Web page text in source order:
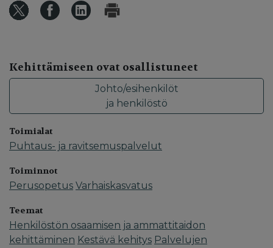
Kehittämiseen ovat osallistuneet
Johto/esihenkilöt
ja henkilöstö
Toimialat
Puhtaus- ja ravitsemuspalvelut
Toiminnot
Perusopetus Varhaiskasvatus
Teemat
Henkilöstön osaamisen ja ammattitaidon
kehittäminen Kestävä kehitys Palvelujen